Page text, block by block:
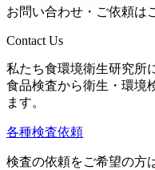
お問い合わせ・ご依頼は
Contact Us
私たち食環境衛生研究所
食品検査から衛生・環境
ます。
各種検査依頼
検査の依頼をご希望の方